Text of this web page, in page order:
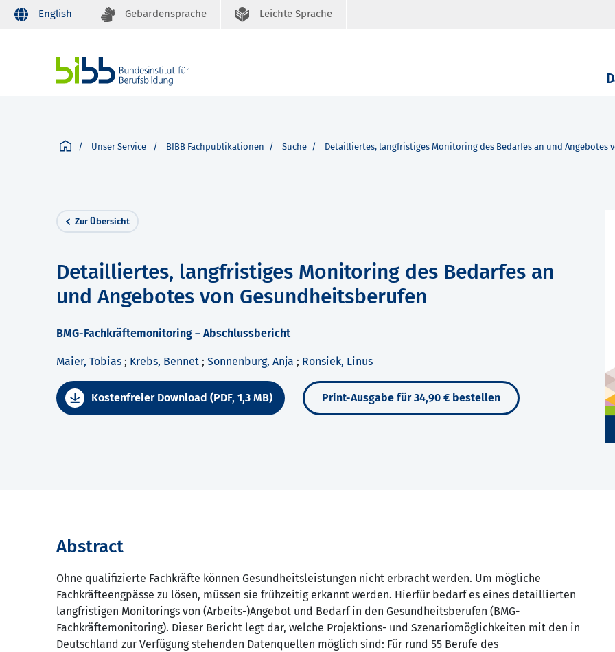
English Gebärdensprache Leichte Sprache
Unser Service BIBB Fachpublikationen Suche Detailliertes, langfristiges Monitoring des Bedarfes an und Angebotes
Zur Übersicht
Detailliertes, langfristiges Monitoring des Bedarfes an
und Angebotes von Gesundheitsberufen
BMG-Fachkräftemonitoring – Abschlussbericht
Maier, Tobias ; Krebs, Bennet ; Sonnenburg, Anja ; Ronsiek, Linus
Kostenfreier Download (PDF, 1,3 MB) Print-Ausgabe für 34,90 € bestellen
Abstract
Ohne qualifizierte Fachkräfte können Gesundheitsleistungen nicht erbracht werden. Um mögliche
Fachkräfteengpässe zu lösen, müssen sie frühzeitig erkannt werden. Hierfür bedarf es eines detaillierten
langfristigen Monitorings von (Arbeits-)Angebot und Bedarf in den Gesundheitsberufen (BMG-
Fachkräftemonitoring). Dieser Bericht legt dar, welche Projektions- und Szenariomöglichkeiten mit den in
Deutschland zur Verfügung stehenden Datenquellen möglich sind: Für rund 55 Berufe des